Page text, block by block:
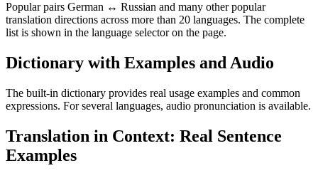
Popular pairs German ↔ Russian and many other popular
translation directions across more than 20 languages. The complete
list is shown in the language selector on the page.
Dictionary with Examples and Audio
The built-in dictionary provides real usage examples and common
expressions. For several languages, audio pronunciation is available.
Translation in Context: Real Sentence
Examples